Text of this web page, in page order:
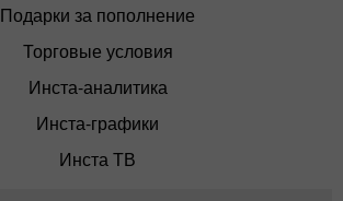
Подарки за пополнение
Торговые условия
Инста-аналитика
Инста-графики
Инста ТВ